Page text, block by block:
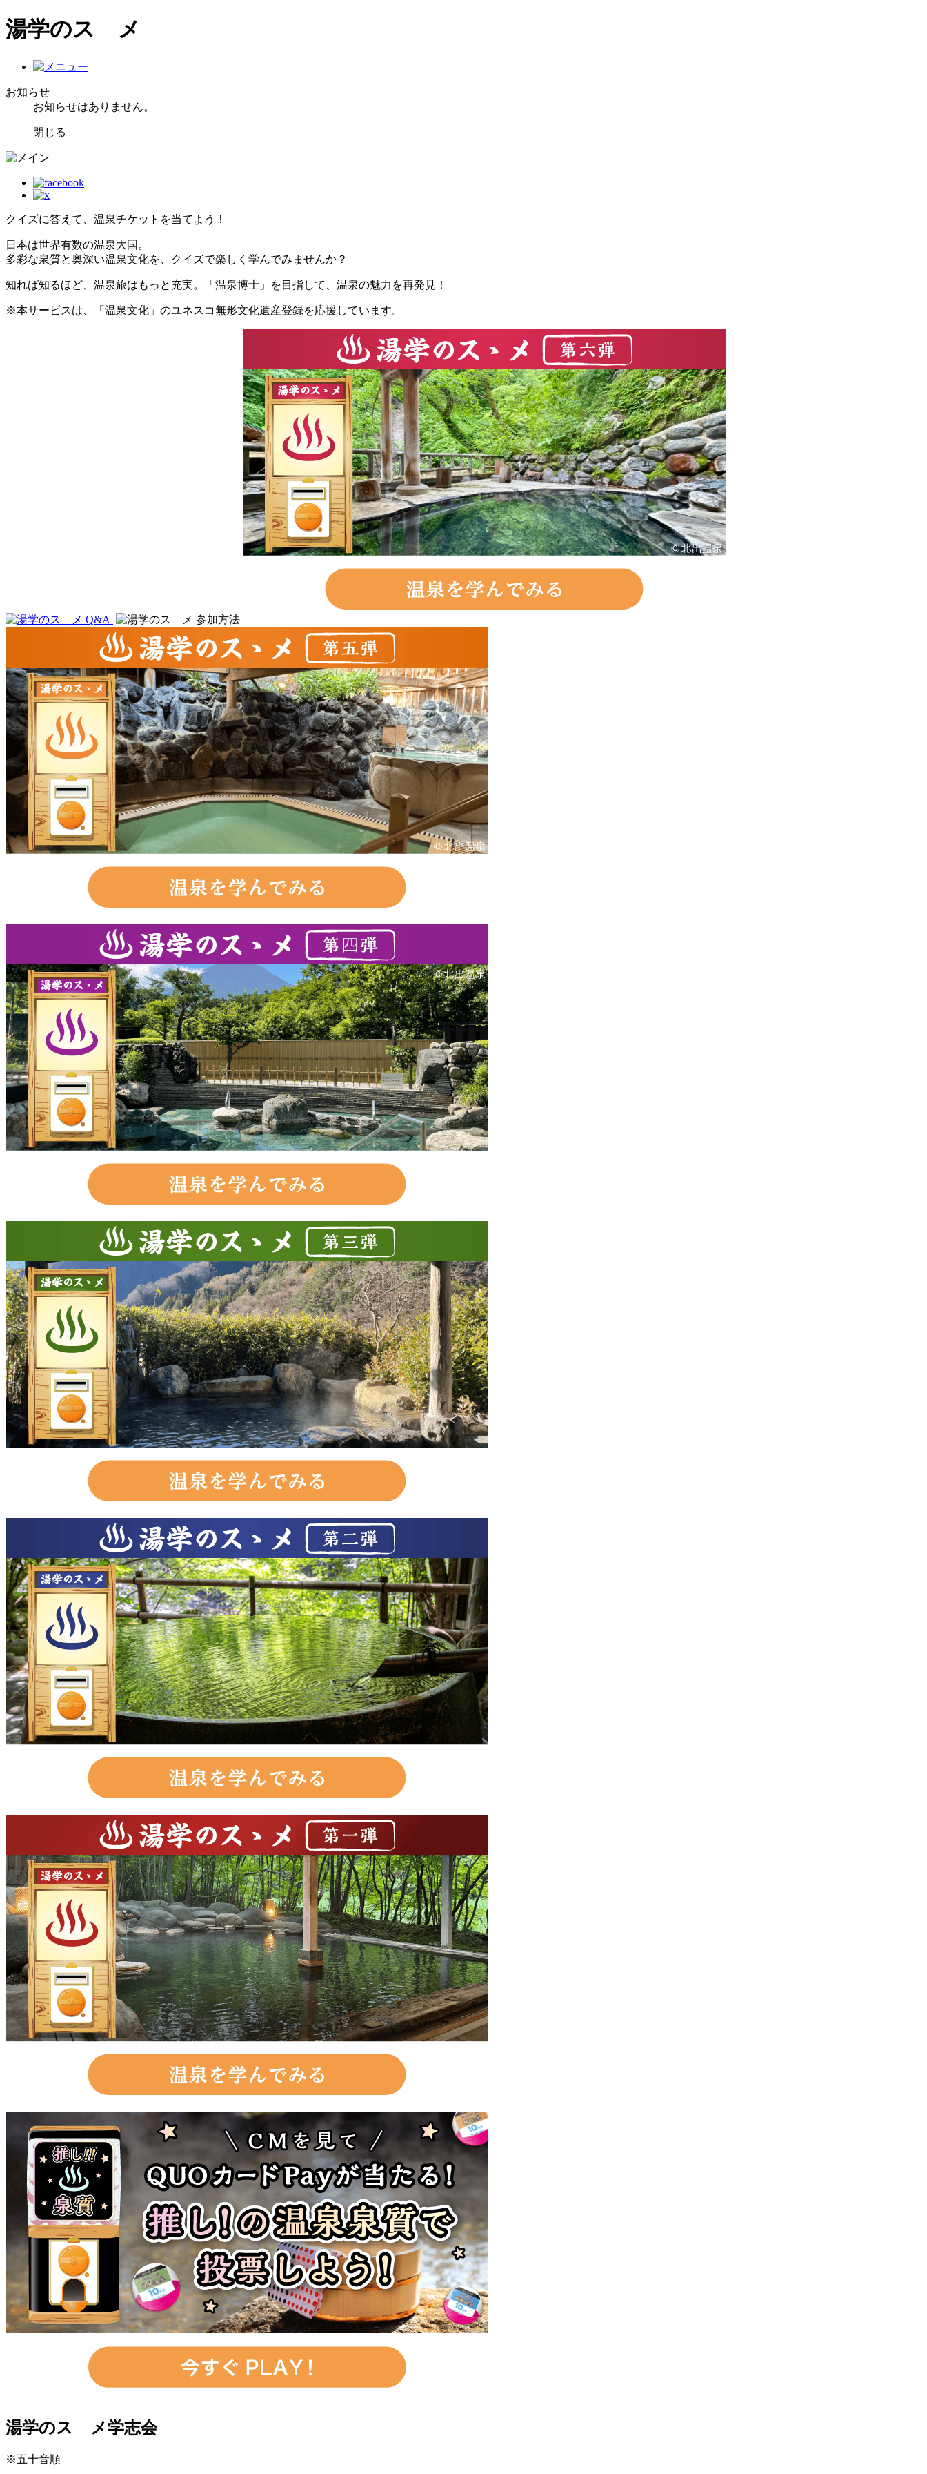
湯学のスゝメ
お知らせ
お知らせはありません。
閉じる
クイズに答えて、温泉チケットを当てよう！
日本は世界有数の温泉大国。
多彩な泉質と奥深い温泉文化を、クイズで楽しく学んでみませんか？
知れば知るほど、温泉旅はもっと充実。「温泉博士」を目指して、温泉の魅力を再発見！
※本サービスは、「温泉文化」のユネスコ無形文化遺産登録を応援しています。
湯学のスゝメ学志会
※五十音順